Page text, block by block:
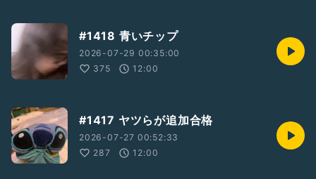
#1418 青いチップ
2026-07-29 00:35:00
375
12:00
#1417 ヤツらが追加合格
2026-07-27 00:52:33
287
12:00